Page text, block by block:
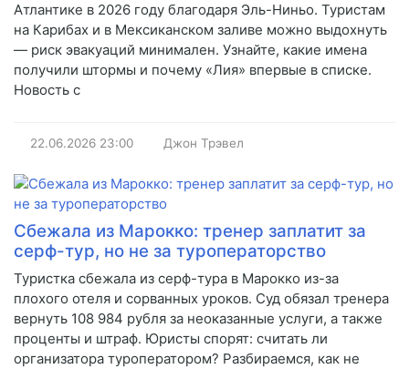
Атлантике в 2026 году благодаря Эль-Ниньо. Туристам
на Карибах и в Мексиканском заливе можно выдохнуть
— риск эвакуаций минимален. Узнайте, какие имена
получили штормы и почему «Лия» впервые в списке.
Новость с
22.06.2026 23:00 Джон Трэвел
Сбежала из Марокко: тренер заплатит за
серф-тур, но не за туроператорство
Туристка сбежала из серф-тура в Марокко из-за
плохого отеля и сорванных уроков. Суд обязал тренера
вернуть 108 984 рубля за неоказанные услуги, а также
проценты и штраф. Юристы спорят: считать ли
организатора туроператором? Разбираемся, как не